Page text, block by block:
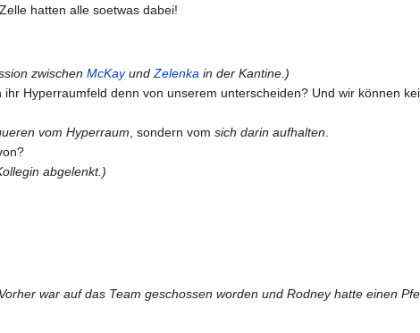
hatten alle soetwas dabei!
zwischen McKayund Zelenka in der Kantine.)
ihr Hyperraumfeld denn von unserem unterscheiden? Und wir können
vom Hyperraum , sondern vom sich darin aufhalten
abgelenkt.)
war auf das Team geschossen worden und Rodney hatte einen